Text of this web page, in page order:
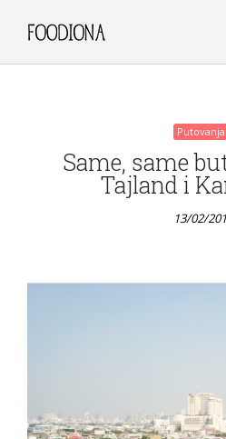
Putovanja
Same, same
Tajland i
13/02/